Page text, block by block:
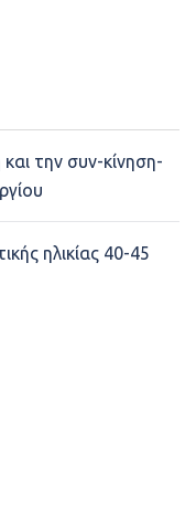
την συν-κίνηση-
ηλικίας 40-45